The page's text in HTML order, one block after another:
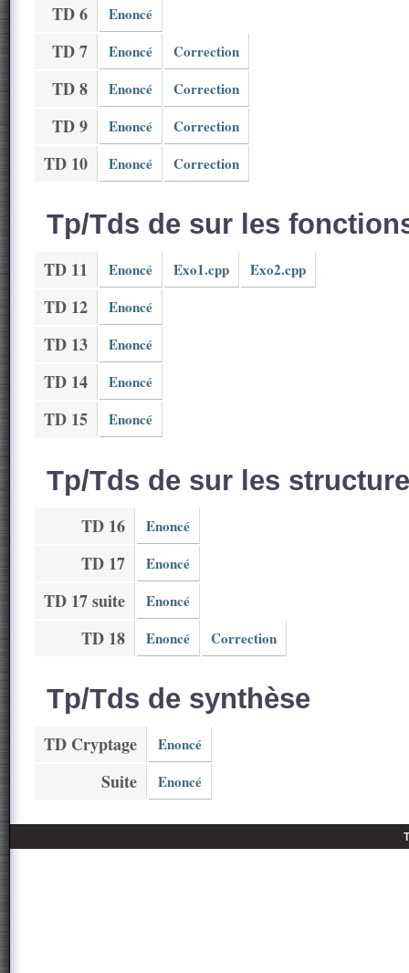
TD 6 Enoncé
TD 7 Enoncé Correction
TD 8 Enoncé Correction
TD 9 Enoncé Correction
TD 10 Enoncé Correction
Tp/Tds de sur les
TD 11 Enoncé Exo1.cpp Exo2.cpp
TD 12 Enoncé
TD 13 Enoncé
TD 14 Enoncé
TD 15 Enoncé
Tp/Tds de sur les
TD 16 Enoncé
TD 17 Enoncé
TD 17 suite Enoncé
TD 18 Enoncé Correction
Tp/Tds de synthèse
TD Cryptage Enoncé
Suite Enoncé